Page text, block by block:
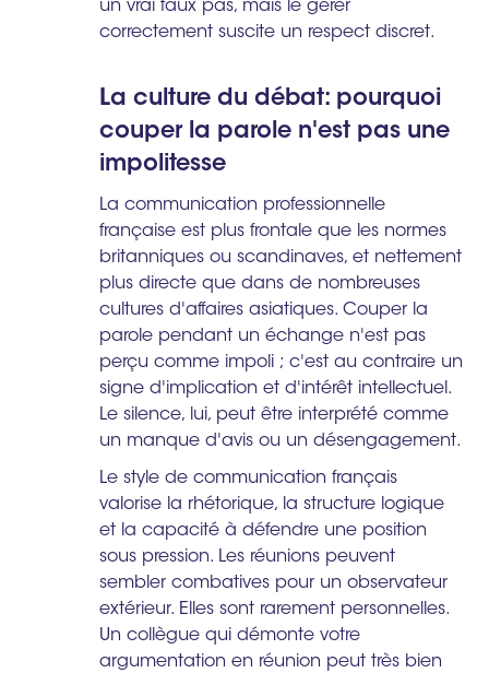
un vrai faux pas, mais le gérer
correctement suscite un respect discret.
La culture du débat: pourquoi
couper la parole n'est pas une
impolitesse
La communication professionnelle
française est plus frontale que les normes
britanniques ou scandinaves, et nettement
plus directe que dans de nombreuses
cultures d'affaires asiatiques. Couper la
parole pendant un échange n'est pas
perçu comme impoli ; c'est au contraire un
signe d'implication et d'intérêt intellectuel.
Le silence, lui, peut être interprété comme
un manque d'avis ou un désengagement.
Le style de communication français
valorise la rhétorique, la structure logique
et la capacité à défendre une position
sous pression. Les réunions peuvent
sembler combatives pour un observateur
extérieur. Elles sont rarement personnelles.
Un collègue qui démonte votre
argumentation en réunion peut très bien